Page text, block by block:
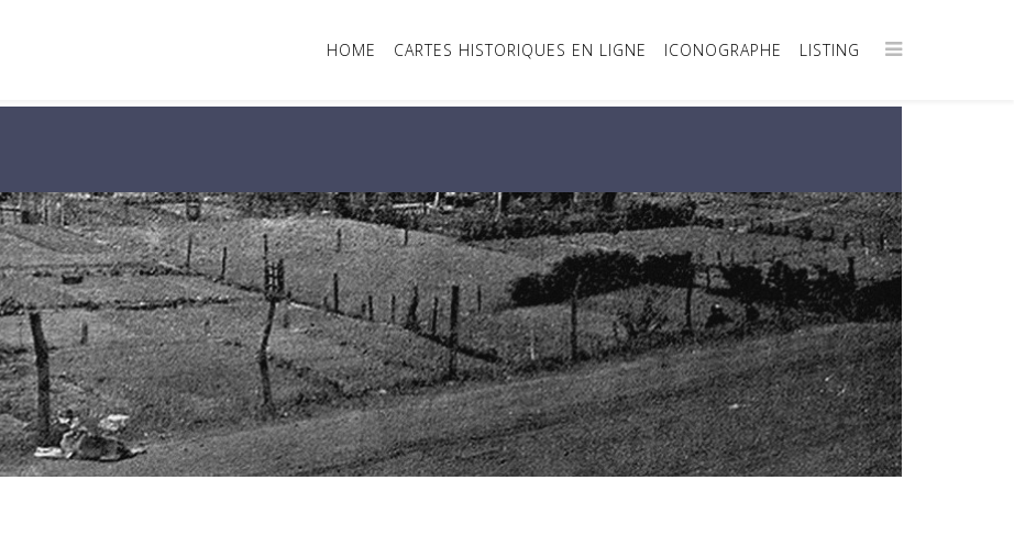
HOME CARTES HISTORIQUES EN LIGNE ICONOGRAPHE LISTING